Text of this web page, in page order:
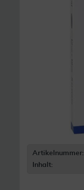
Artikelnummer:
Inhalt: